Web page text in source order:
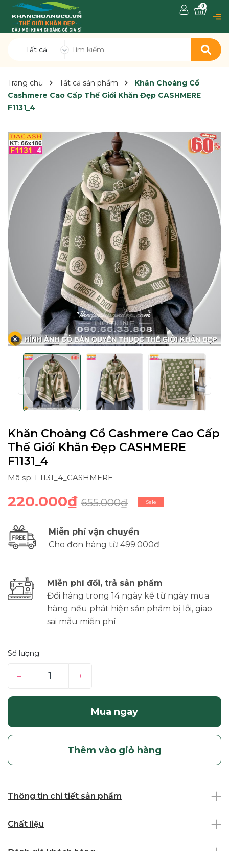
Tất cả
0
Trang chủ Tất cả sản phẩm
Khăn Choàng Cổ
Cashmere Cao Cấp Thế Giới Khăn Đẹp CASHMERE
F1131_4
Khăn Choàng Cổ Cashmere Cao Cấp
Thế Giới Khăn Đẹp CASHMERE
F1131_4
Mã sp: F1131_4_CASHMERE
220.000₫ 655.000₫ Sale
Miễn phí vận chuyển
Cho đơn hàng từ 499.000đ
Miễn phí đổi, trả sản phẩm
Đổi hàng trong 14 ngày kể từ ngày mua
hàng nếu phát hiện sản phẩm bị lỗi, giao
sai mẫu miễn phí
Số lượng:
– +
Mua ngay
Thêm vào giỏ hàng
Thông tin chi tiết sản phẩm
Chất liệu